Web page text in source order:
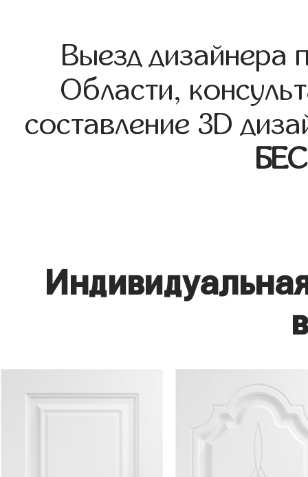
Выезд дизайнера
Области,
составление 3D